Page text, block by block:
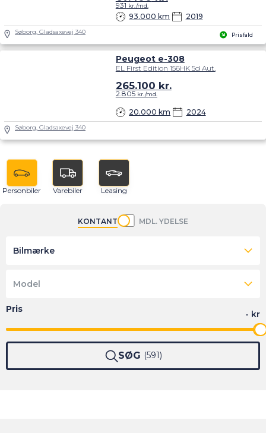
Prisfald
93.000 km 2019
931 kr./md.
Søborg, Gladsaxevej 340
Peugeot e-308
EL First Edition 156HK 5d Aut.
20.000 km 2024
265.100 kr.
2.805kr./md.
Søborg, Gladsaxevej 340
Personbiler Varebiler Leasing
KONTANT MDL. YDELSE
Bilmærke
Model
SØG 591